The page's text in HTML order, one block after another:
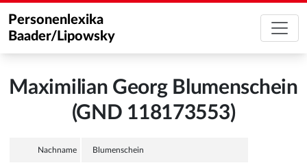
Personenlexika
Baader/Lipowsky
Maximilian Georg Blumenschein
(GND 118173553)
Nachname Blumenschein